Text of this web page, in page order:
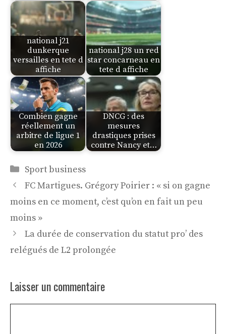
national j21
dunkerque
versailles en tete d
affiche
national j28 un red
star concarneau en
tete d affiche
Combien gagne
réellement un
arbitre de ligue 1
en 2026
DNCG : des
mesures
drastiques prises
contre Nancy et…
Catégories
Sport business
FC Martigues. Grégory Poirier : « si on gagne
moins en ce moment, c’est qu’on en fait un peu
moins »
La durée de conservation du statut pro’ des
relégués de L2 prolongée
Laisser un commentaire